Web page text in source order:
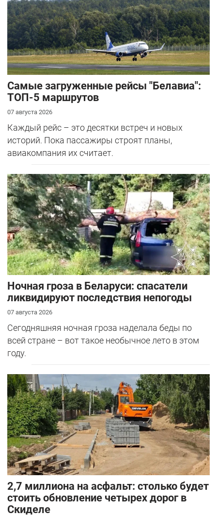
Самые загруженные рейсы "Белавиа":
ТОП-5 маршрутов
07 августа 2026
Каждый рейс – это десятки встреч и новых
историй. Пока пассажиры строят планы,
авиакомпания их считает.
Ночная гроза в Беларуси: спасатели
ликвидируют последствия непогоды
07 августа 2026
Сегодняшняя ночная гроза наделала беды по
всей стране – вот такое необычное лето в этом
году.
2,7 миллиона на асфальт: столько будет
стоить обновление четырех дорог в
Скиделе